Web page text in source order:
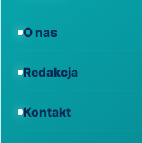
O nas
Redakcja
Kontakt